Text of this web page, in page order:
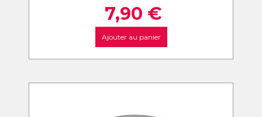
7,90 €
Ajouter au panier